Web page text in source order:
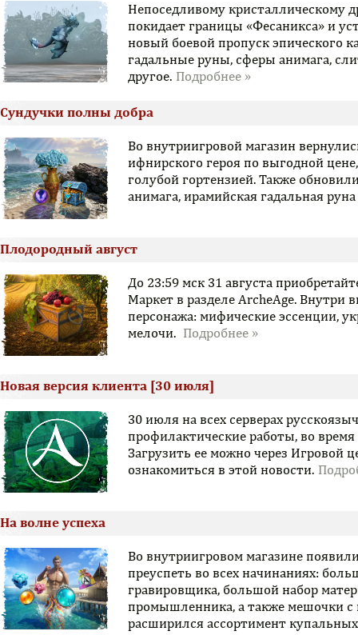
Непоседливому кристаллическому
покидает границы «Фесаникса» и
новый боевой пропуск эпического
гадальные руны, сферы анимага,
другое.
Сундучки полны добра
Во внутриигровой магазин
ифнирского героя по выгодной
голубой гортензией. Также
анимага, ирамийская гадальная
Плодородный август
До 23:59 мск 31 августа
Маркет в разделе ArcheAge. Внутри
персонажа: мифические эссенции,
мелочи.
Новая версия клиента [30 июля]
30 июля на всех серверах
профилактические работы, во
Загрузить ее можно через Игровой
ознакомиться в этой новости.
На волне успеха
Во внутриигровом магазине
преуспеть во всех начинаниях:
гравировщика, большой набор
промышленника, а также мешочки с
расширился ассортимент